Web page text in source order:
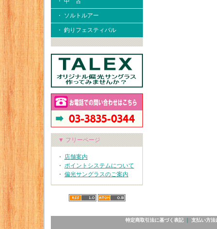
・ ソルトルアー
・ 釣りフェスティバル
▼ フリーページ
・ 店舗案内
・ ポイントシステムについて
・ 偏光サングラスのご案内
特定商取引法に基づく表記｜ 支払い方法